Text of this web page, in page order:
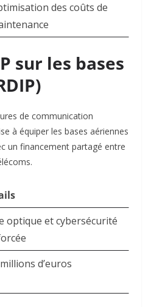
des coûts de
sur les bases
de communication
à équiper les bases aériennes
un financement partagé entre
.
optique et cybersécurité
d’euros